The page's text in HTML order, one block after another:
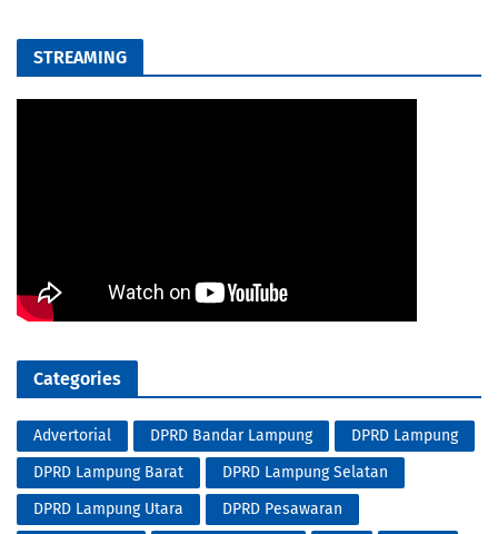
STREAMING
Categories
Advertorial DPRD Bandar Lampung
DPRD Lampung
DPRD Lampung Barat
DPRD Lampung Selatan
DPRD Lampung Utara
DPRD Pesawaran